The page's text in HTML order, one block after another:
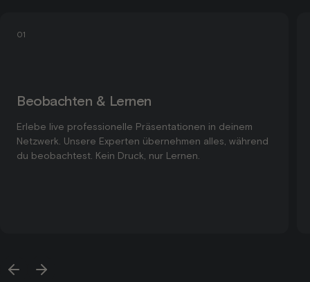
01
Beobachten & Lernen
Erlebe live professionelle Präsentationen in deinem
Netzwerk. Unsere Experten übernehmen alles, während
du beobachtest. Kein Druck, nur Lernen.